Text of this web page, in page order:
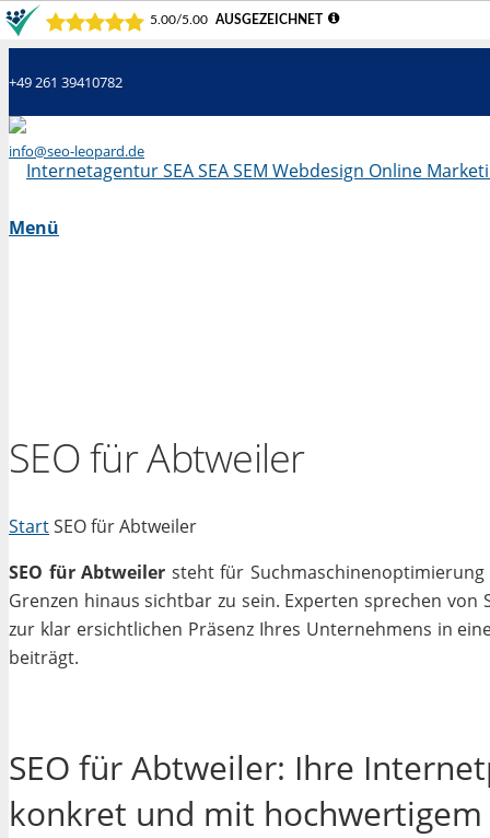
+49 261 39410782
info@seo-leopard.de
Menü
SEO für Abtweiler
StartSEO für Abtweiler
SEO für Abtweiler steht für
Grenzen hinaus sichtbar zu sein. Experten sprechen von
zur klar ersichtlichen Präsenz Ihres Unternehmens in
beiträgt.
SEO für Abtweiler: Ihre
konkret und mit